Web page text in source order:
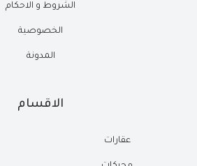
الشروط و الاحكام
الخصوصية
المدونة
الاقسام
عقارات